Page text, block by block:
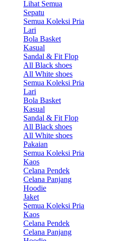
Lihat Semua
Sepatu
Semua Koleksi Pria
Lari
Bola Basket
Kasual
Sandal & Fit Flop
All Black shoes
All White shoes
Semua Koleksi Pria
Lari
Bola Basket
Kasual
Sandal & Fit Flop
All Black shoes
All White shoes
Pakaian
Semua Koleksi Pria
Kaos
Celana Pendek
Celana Panjang
Hoodie
Jaket
Semua Koleksi Pria
Kaos
Celana Pendek
Celana Panjang